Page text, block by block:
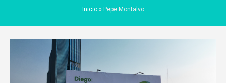
Inicio» Pepe Montalvo